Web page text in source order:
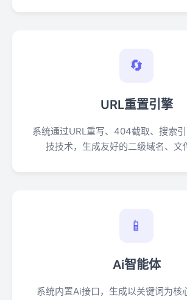
🔄
URL重置引擎
系统通过URL重写、404截取、搜索
技技术，生成友好的二级域名、文
📱
Ai智能体
系统内置Ai接口，生成以关键词为核